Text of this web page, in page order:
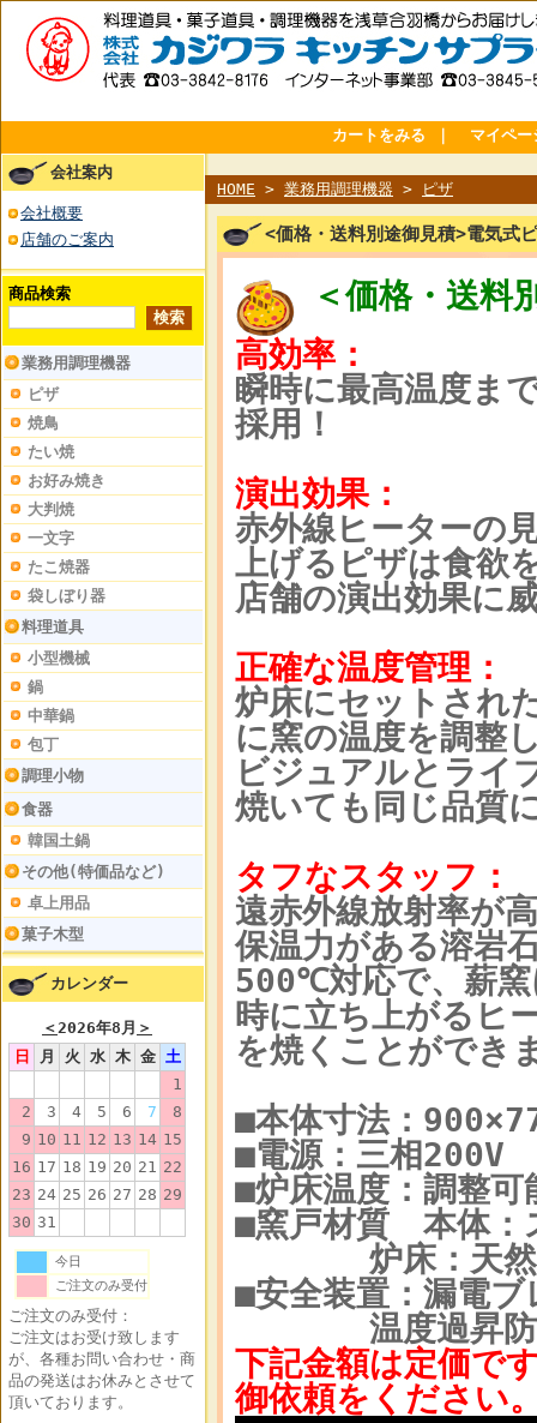
カートをみる マイペー
会社案内
会社概要
店舗のご案内
商品検索
業務用調理機器
ピザ
焼鳥
たい焼
お好み焼き
大判焼
一文字
たこ焼器
袋しぼり器
料理道具
小型機械
鍋
中華鍋
包丁
調理小物
食器
韓国土鍋
その他(特価品など)
卓上用品
菓子木型
カレンダー
＜2026年8月 ＞
日
月 火 水 木 金 土
1
2
3 4 5 6 7
8
9 10 11 12 13 14 15
16 17 18 19 20 21 22
23 24 25 26 27 28 29
30 31
今日
ご注文のみ受付
ご注文のみ受付：
ご注文はお受け致します
が、各種お問い合わせ・商
品の発送はお休みとさせて
頂いております。
HOME > 業務用調理機器 > ピザ
<価格・送料別途御見積>電気
＜価格・送料
高効率：
瞬時に最高温度ま
採用！
演出効果：
赤外線ヒーターの
上げるピザは食欲
店舗の演出効果に
正確な温度管理：
炉床にセットされ
に窯の温度を調整
ビジュアルとライ
焼いても同じ品質
タフなスタッフ：
遠赤外線放射率が
保温力がある溶岩
500℃対応で、薪
時に立ち上がるヒ
を焼くことができ
■本体寸法：
■電源：三相
■炉床温度：調整可
■窯戸材質 本体：
炉床：天然
■安全装置：漏電ブ
温度過昇防
下記金額は定価で
御依頼をください